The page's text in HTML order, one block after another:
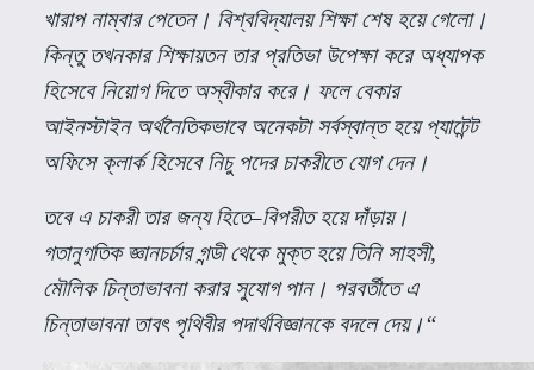
খারাপ নাম্বার পেতেন। বিশ্ববিদ্যালয় শিক্ষা শেষ হয়ে গেলো।
কিন্তু তখনকার শিক্ষায়তন তার প্রতিভা উপেক্ষা করে অধ্যাপক
হিসেবে নিয়োগ দিতে অস্বীকার করে। ফলে বেকার
আইনস্টাইন অর্থনৈতিকভাবে অনেকটা সর্বস্বান্ত হয়ে প্যাটেন্ট
অফিসে ক্লার্ক হিসেবে নিচু পদের চাকরীতে যোগ দেন।
তবে এ চাকরী তার জন্য হিতে–বিপরীত হয়ে দাঁড়ায়।
গতানুগতিক জ্ঞানচর্চার গন্ডী থেকে মুক্ত হয়ে তিনি সাহসী,
মৌলিক চিন্তাভাবনা করার সুযোগ পান। পরবর্তীতে এ
চিন্তাভাবনা তাবৎ পৃথিবীর পদার্থবিজ্ঞানকে বদলে দেয়।“